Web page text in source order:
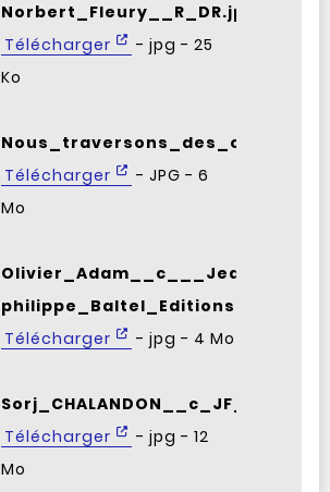
Norbert_Fleury__R_DR.jpg
Télécharger
- jpg - 25
Ko
Télécharger
- JPG - 6
Mo
Olivier_Adam__c___Jean-
Télécharger
- jpg - 4 Mo
Sorj_CHALANDON__c_JF_PAGA.jpg
Télécharger
- jpg - 12
Mo